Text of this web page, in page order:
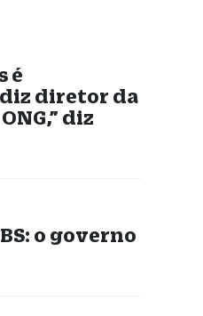
é
diz diretor da
diz
o governo